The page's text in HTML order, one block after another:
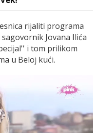
rijaliti programa
sagovornik Jovana Ilića
i tom prilikom
u Beloj kući.